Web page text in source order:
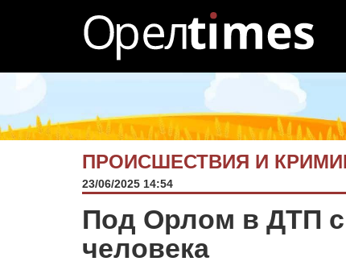
ПРОИСШЕСТВИЯ И
23/06/2025 14:54
Под Орлом в ДТП с
человека